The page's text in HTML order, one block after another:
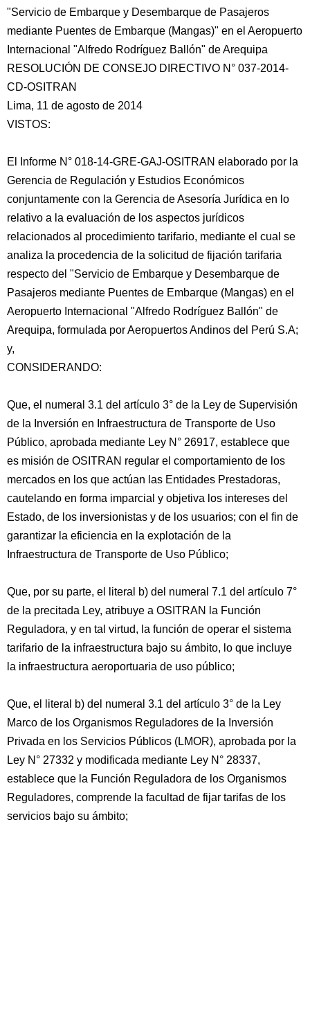
"Servicio de Embarque y Desembarque de Pasajeros
mediante Puentes de Embarque (Mangas)" en el Aeropuerto
Internacional "Alfredo Rodríguez Ballón" de Arequipa
RESOLUCIÓN DE CONSEJO DIRECTIVO N° 037-2014-
CD-OSITRAN
Lima, 11 de agosto de 2014
VISTOS:
El Informe N° 018-14-GRE-GAJ-OSITRAN elaborado por la
Gerencia de Regulación y Estudios Económicos
conjuntamente con la Gerencia de Asesoría Jurídica en lo
relativo a la evaluación de los aspectos jurídicos
relacionados al procedimiento tarifario, mediante el cual se
analiza la procedencia de la solicitud de fijación tarifaria
respecto del "Servicio de Embarque y Desembarque de
Pasajeros mediante Puentes de Embarque (Mangas) en el
Aeropuerto Internacional "Alfredo Rodríguez Ballón" de
Arequipa, formulada por Aeropuertos Andinos del Perú S.A;
y,
CONSIDERANDO:
Que, el numeral 3.1 del artículo 3° de la Ley de Supervisión
de la Inversión en Infraestructura de Transporte de Uso
Público, aprobada mediante Ley N° 26917, establece que
es misión de OSITRAN regular el comportamiento de los
mercados en los que actúan las Entidades Prestadoras,
cautelando en forma imparcial y objetiva los intereses del
Estado, de los inversionistas y de los usuarios; con el fin de
garantizar la eficiencia en la explotación de la
Infraestructura de Transporte de Uso Público;
Que, por su parte, el literal b) del numeral 7.1 del artículo 7°
de la precitada Ley, atribuye a OSITRAN la Función
Reguladora, y en tal virtud, la función de operar el sistema
tarifario de la infraestructura bajo su ámbito, lo que incluye
la infraestructura aeroportuaria de uso público;
Que, el literal b) del numeral 3.1 del artículo 3° de la Ley
Marco de los Organismos Reguladores de la Inversión
Privada en los Servicios Públicos (LMOR), aprobada por la
Ley N° 27332 y modificada mediante Ley N° 28337,
establece que la Función Reguladora de los Organismos
Reguladores, comprende la facultad de fijar tarifas de los
servicios bajo su ámbito;